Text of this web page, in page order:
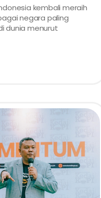
kembali meraih
negara paling
dunia menurut